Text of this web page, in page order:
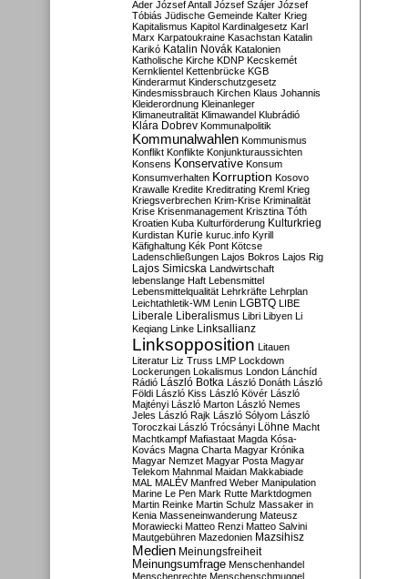
Áder József Antall József Szájer József
Tóbiás Jüdische Gemeinde Kalter Krieg
Kapitalismus Kapitol Kardinalgesetz Karl
Marx Karpatoukraine Kasachstan Katalin
Karikó Katalin Novák Katalonien
Katholische Kirche KDNP Kecskemét
Kernklientel Kettenbrücke KGB
Kinderarmut Kinderschutzgesetz
Kindesmissbrauch Kirchen Klaus Johannis
Kleiderordnung Kleinanleger
Klimaneutralität Klimawandel Klubrádió
Klára Dobrev Kommunalpolitik
Kommunalwahlen Kommunismus
Konflikt Konflikte Konjunkturaussichten
Konsens Konservative Konsum
Konsumverhalten Korruption Kosovo
Krawalle Kredite Kreditrating Kreml Krieg
Kriegsverbrechen Krim-Krise Kriminalität
Krise Krisenmanagement Krisztina Tóth
Kroatien Kuba Kulturförderung Kulturkrieg
Kurdistan Kurie kuruc.info Kyrill
Käfighaltung Kék Pont Kötcse
Ladenschließungen Lajos Bokros Lajos Rig
Lajos Simicska Landwirtschaft
lebenslange Haft Lebensmittel
Lebensmittelqualität Lehrkräfte Lehrplan
Leichtathletik-WM Lenin LGBTQ LIBE
Liberale Liberalismus Libri Libyen Li
Keqiang Linke Linksallianz
Linksopposition Litauen
Literatur Liz Truss LMP Lockdown
Lockerungen Lokalismus London Lánchíd
Rádió
László Botka László Donáth László
Földi László Kiss László Kövér László
Majtényi László Marton László Nemes
Jeles László Rajk László Sólyom László
Toroczkai László Trócsányi Löhne Macht
Machtkampf Mafiastaat Magda Kósa-
Kovács Magna Charta Magyar Krónika
Magyar Nemzet Magyar Posta Magyar
Telekom Mahnmal Maidan Makkabiade
MAL MALÉV Manfred Weber Manipulation
Marine Le Pen Mark Rutte Marktdogmen
Martin Reinke Martin Schulz Massaker in
Kenia Masseneinwanderung Mateusz
Morawiecki Matteo Renzi Matteo Salvini
Mautgebühren Mazedonien Mazsihisz
Medien Meinungsfreiheit
Meinungsumfrage Menschenhandel
Menschenrechte Menschenschmuggel